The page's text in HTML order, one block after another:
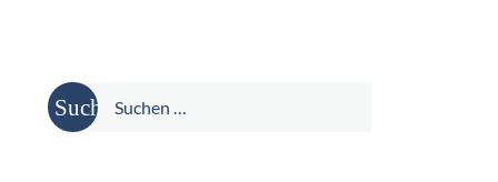
Suche
nach: